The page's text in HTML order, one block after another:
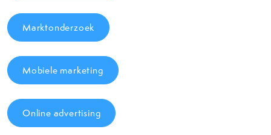
Marktonderzoek
Mobiele marketing
Online advertising